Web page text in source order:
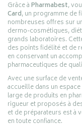
Grâce àPharmabest,
Card, un programme de
nombreuses offres sur
dermo-cosmétiques,
grands laboratoires.
des points fidélité et de
en conservant un
pharmaceutiques de
Avec une surface de
accueille dans un
large de produits en
rigueur et proposés à
et de préparateurs est à
en toute confiance.